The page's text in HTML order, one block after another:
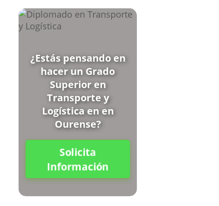
¿Estás pensando en
hacer un Grado
Superior en
Transporte y
Logística en en
Ourense?
Solicita
Información